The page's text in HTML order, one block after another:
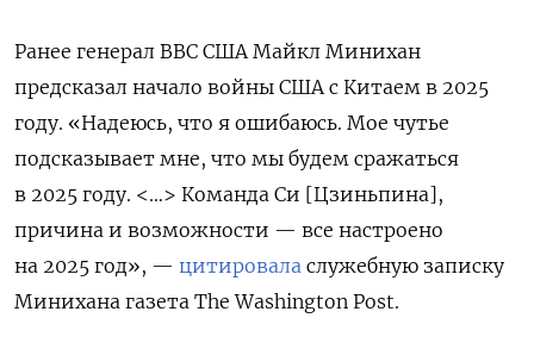
Ранее генерал ВВС США Майкл Минихан
предсказал начало войны США с Китаем в 2025
году. «Надеюсь, что я ошибаюсь. Мое чутье
подсказывает мне, что мы будем сражаться
в 2025 году. <…> Команда Си [Цзиньпина],
причина и возможности — все настроено
на 2025 год», — цитировала служебную записку
Минихана газета The Washington Post.